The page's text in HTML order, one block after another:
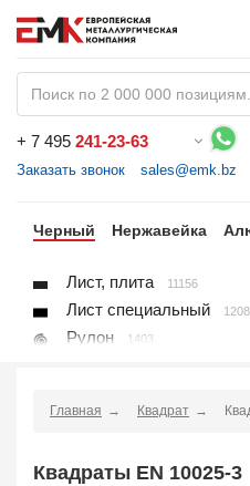
+ 7 495 241-23-63
Заказать звонок sales@emk.bz
Черный Нержавейка
Лист, плита 11156
Лист специальный
Рулон 1403
Полоса 10866
Проволока 91
Главная Квадрат
Квадраты EN 10025-3